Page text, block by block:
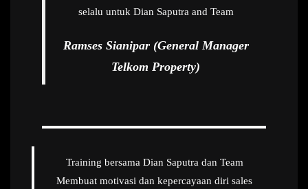
selalu untuk Dian Saputra and Team
Ramses Sianipar (General Manager
Telkom Property)
Training bersama Dian Saputra dan Team
Membuat motivasi dan kepercayaan diri sales